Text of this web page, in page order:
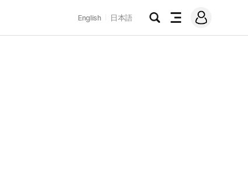
English 日本語
검
전
메
그